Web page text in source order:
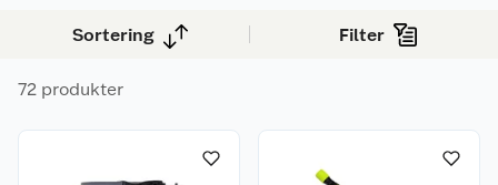
Sortering Filter
72 produkter